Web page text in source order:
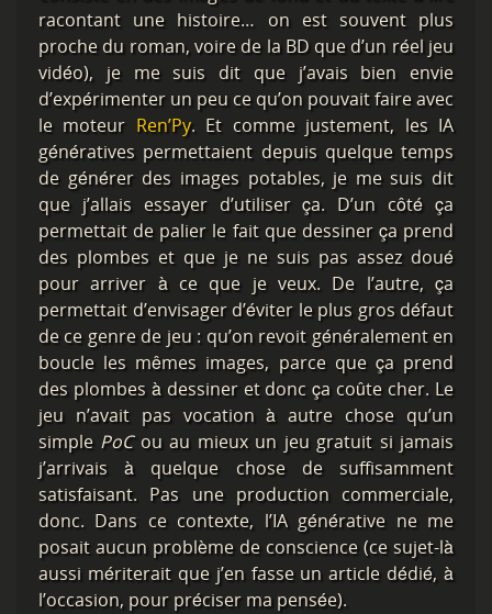
racontant une histoire… on est souvent plus
proche du roman, voire de la BD que d’un réel jeu
vidéo), je me suis dit que j’avais bien envie
d’expérimenter un peu ce qu’on pouvait faire avec
le moteur Ren’Py. Et comme justement, les IA
génératives permettaient depuis quelque temps
de générer des images potables, je me suis dit
que j’allais essayer d’utiliser ça. D’un côté ça
permettait de palier le fait que dessiner ça prend
des plombes et que je ne suis pas assez doué
pour arriver à ce que je veux. De l’autre, ça
permettait d’envisager d’éviter le plus gros défaut
de ce genre de jeu : qu’on revoit généralement en
boucle les mêmes images, parce que ça prend
des plombes à dessiner et donc ça coûte cher. Le
jeu n’avait pas vocation à autre chose qu’un
simple PoCou au mieux un jeu gratuit si jamais
j’arrivais à quelque chose de suffisamment
satisfaisant. Pas une production commerciale,
donc. Dans ce contexte, l’IA générative ne me
posait aucun problème de conscience (ce sujet-là
aussi mériterait que j’en fasse un article dédié, à
l’occasion, pour préciser ma pensée).